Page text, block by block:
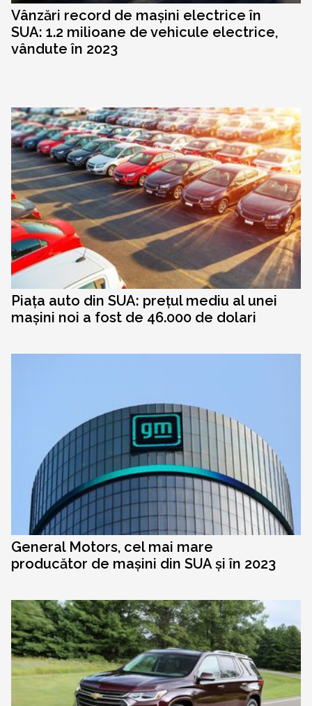
Vânzări record de mașini electrice în
SUA: 1.2 milioane de vehicule electrice,
vândute în 2023
Piața auto din SUA: prețul mediu al unei
mașini noi a fost de 46.000 de dolari
General Motors, cel mai mare
producător de mașini din SUA și în 2023